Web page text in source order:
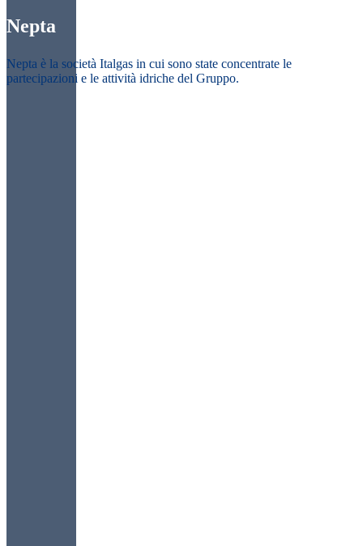
Nepta
Nepta è la società Italgas in cui sono state concentrate le
partecipazioni e le attività idriche del Gruppo.